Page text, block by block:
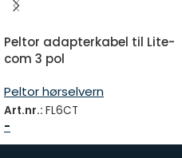
Peltor adapterkabel til Lite-
com 3 pol
Peltor hørselvern
Art.nr.: FL6CT
-